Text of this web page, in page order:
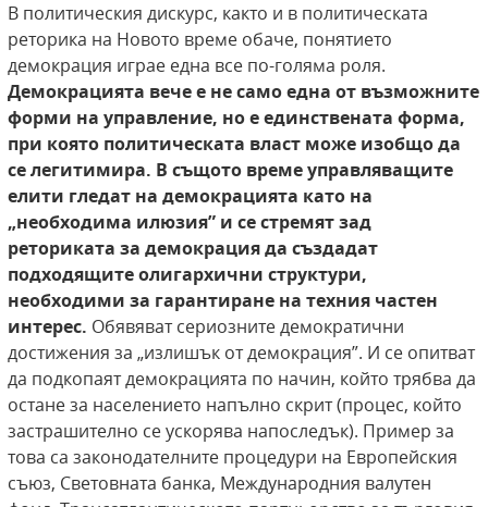
В политическия дискурс, както и в политическата
реторика на Новото време обаче, понятието
демокрация играе една все по-голяма роля.
Демокрацията вече е не само една от възможните
форми на управление, но е единствената форма,
при която политическата власт може изобщо да
селегитимира. В същото време управляващите
елити гледат на демокрацията като на
„необходима илюзия” и се стремят зад
реториката за демокрация да създадат
подходящитеолигархични структури,
необходими за гарантиране на техния частен
интерес. Обявяват сериозните демократични
достижения за „излишък от демокрация”. И се опитват
да подкопаят демокрацията по начин, който трябва да
остане за населението напълно скрит (процес, който
застрашително се ускорява напоследък). Пример за
това са законодателните процедури на Европейския
съюз, Световната банка, Международния валутен